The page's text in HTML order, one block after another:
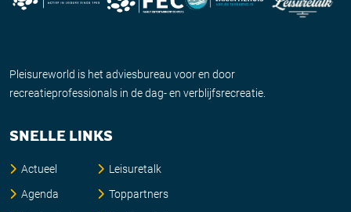
Pleisureworld is het adviesbureau voor en door
recreatieprofessionals in de dag- en verblijfsrecreatie.
SNELLE LINKS
Actueel
Agenda
Leisuretalk
Toppartners